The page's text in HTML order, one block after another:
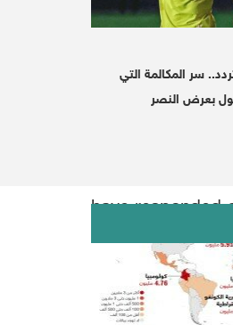
have responded
control.
He tweeted:
provinces,
التردد.. سر المكالمة التي
بعرض النصر